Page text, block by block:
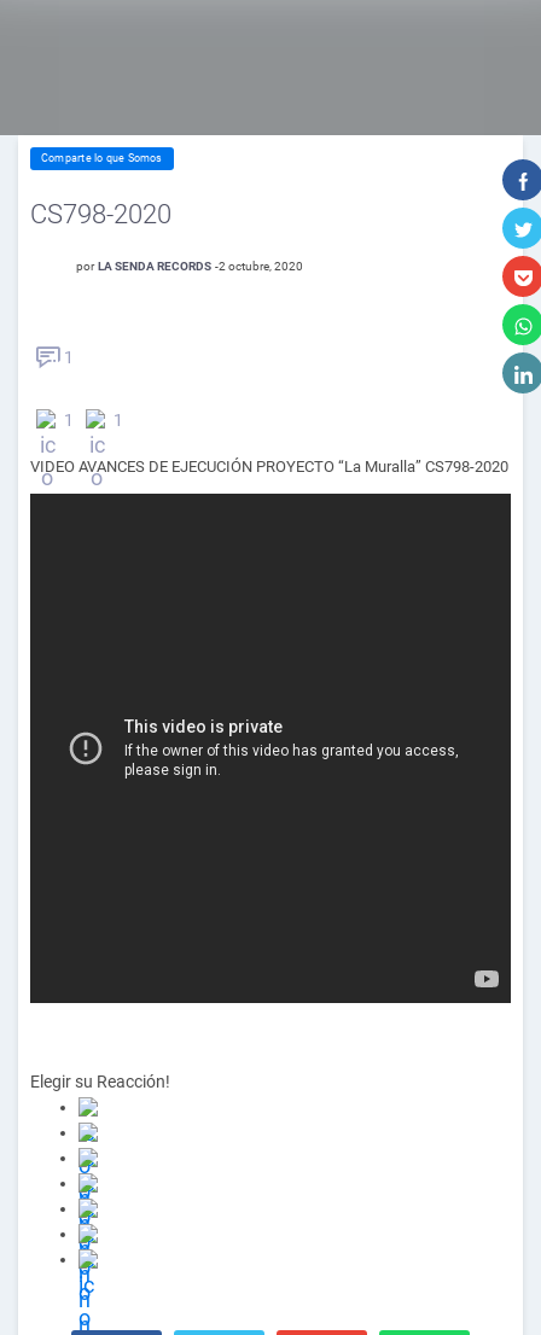
Comparte lo que Somos
CS798-2020
por LA SENDA RECORDS -2 octubre, 2020
1
1 1
VIDEO AVANCES DE EJECUCIÓN PROYECTO “La Muralla” CS798-2020
Elegir su Reacción!